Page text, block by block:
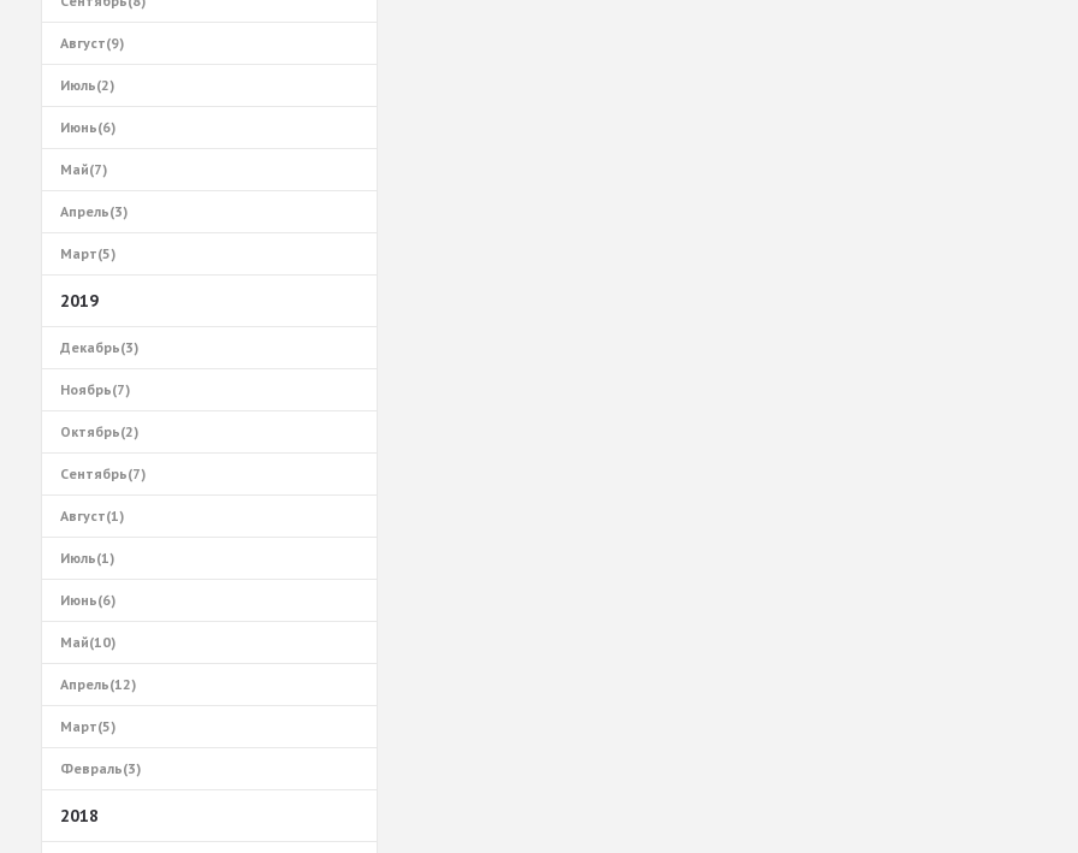
Август(9)
Июль(2)
Июнь(6)
Май(7)
Апрель(3)
Март(5)
2019
Декабрь(3)
Ноябрь(7)
Октябрь(2)
Сентябрь(7)
Август(1)
Июль(1)
Июнь(6)
Май(10)
Апрель(12)
Март(5)
Февраль(3)
2018